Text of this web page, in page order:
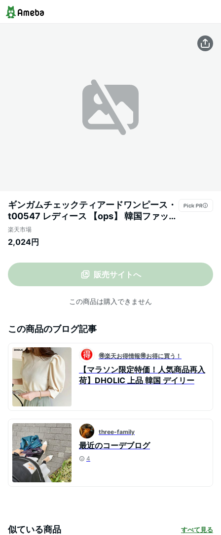
ギンガムチェックティアードワンピース・
t00547 レディース 【ops】 韓国ファッシ
ョン ワンピース ロング丈 マキシ丈 ラウン
ドネック 半袖 ツーピース風 ギンガムチェ
ガーリー キュート 春 夏 カジュアル
楽天市場
2,024円
販売サイトへ
この商品は購入できません
この商品のブログ記事
🉐楽天お得情報🉐お得に買う！
【マラソン限定特価！人気商品再入
荷】DHOLIC 上品 韓国 デイリー
three-family
最近のコーデブログ
4
似ている商品 すべて見る